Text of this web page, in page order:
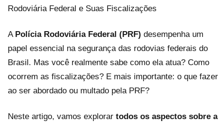
Rodoviária Federal e Suas Fiscalizações
A Polícia Rodoviária Federal (PRF) desempenha um
papel essencial na segurança das rodovias federais do
Brasil. Mas você realmente sabe como ela atua? Como
ocorrem as fiscalizações? E mais importante: o que fazer
ao ser abordado ou multado pela PRF?
Neste artigo, vamos explorar todos os aspectos sobre a